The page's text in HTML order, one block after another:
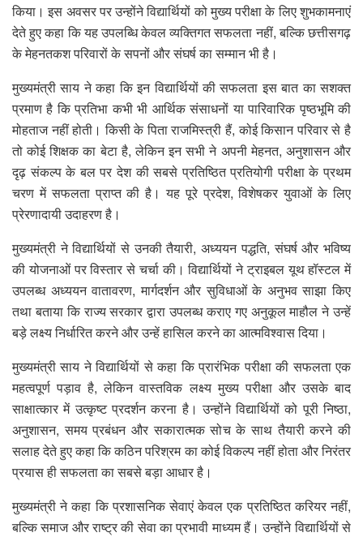
किया। इस अवसर पर उन्होंने विद्यार्थियों को मुख्य परीक्षा के लिए शुभकामनाएं
देते हुए कहा कि यह उपलब्धि केवल व्यक्तिगत सफलता नहीं, बल्कि छत्तीसगढ़
के मेहनतकश परिवारों के सपनों और संघर्ष का सम्मान भी है।
मुख्यमंत्री साय ने कहा कि इन विद्यार्थियों की सफलता इस बात का सशक्त
प्रमाण है कि प्रतिभा कभी भी आर्थिक संसाधनों या पारिवारिक पृष्ठभूमि की
मोहताज नहीं होती। किसी के पिता राजमिस्त्री हैं, कोई किसान परिवार से है
तो कोई शिक्षक का बेटा है, लेकिन इन सभी ने अपनी मेहनत, अनुशासन और
दृढ़ संकल्प के बल पर देश की सबसे प्रतिष्ठित प्रतियोगी परीक्षा के प्रथम
चरण में सफलता प्राप्त की है। यह पूरे प्रदेश, विशेषकर युवाओं के लिए
प्रेरणादायी उदाहरण है।
मुख्यमंत्री ने विद्यार्थियों से उनकी तैयारी, अध्ययन पद्धति, संघर्ष और भविष्य
की योजनाओं पर विस्तार से चर्चा की। विद्यार्थियों ने ट्राइबल यूथ हॉस्टल में
उपलब्ध अध्ययन वातावरण, मार्गदर्शन और सुविधाओं के अनुभव साझा किए
तथा बताया कि राज्य सरकार द्वारा उपलब्ध कराए गए अनुकूल माहौल ने उन्हें
बड़े लक्ष्य निर्धारित करने और उन्हें हासिल करने का आत्मविश्वास दिया।
मुख्यमंत्री साय ने विद्यार्थियों से कहा कि प्रारंभिक परीक्षा की सफलता एक
महत्वपूर्ण पड़ाव है, लेकिन वास्तविक लक्ष्य मुख्य परीक्षा और उसके बाद
साक्षात्कार में उत्कृष्ट प्रदर्शन करना है। उन्होंने विद्यार्थियों को पूरी निष्ठा,
अनुशासन, समय प्रबंधन और सकारात्मक सोच के साथ तैयारी करने की
सलाह देते हुए कहा कि कठिन परिश्रम का कोई विकल्प नहीं होता और निरंतर
प्रयास ही सफलता का सबसे बड़ा आधार है।
मुख्यमंत्री ने कहा कि प्रशासनिक सेवाएं केवल एक प्रतिष्ठित करियर नहीं,
बल्कि समाज और राष्ट्र की सेवा का प्रभावी माध्यम हैं। उन्होंने विद्यार्थियों से